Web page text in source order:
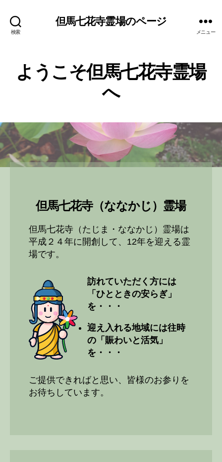
検索
但馬七花寺霊場のページ
メニュー
ようこそ但馬七花寺霊場
へ
但馬七花寺（ななかじ）霊場
但馬七花寺（たじま・ななかじ）霊場は
平成２４年に開創して、12年を迎える霊
場です。
訪れていただく方には
「ひとときの安らぎ」
を・・・
迎え入れる地域には往時
の「賑わいと活気」
を・・・
ご提供できればと思い、皆様のお参りを
お待ちしています。